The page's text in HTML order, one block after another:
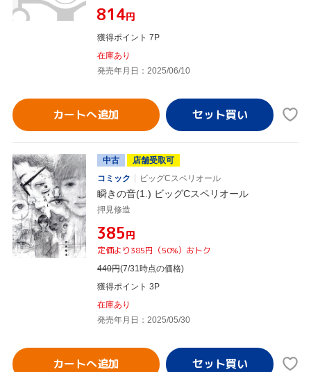
¥814円
獲得ポイント 7P
在庫あり
発売年月日：2025/06/10
カートへ追加
中古
店舗受取可
コミック
ビッグCスペリオール
瞬きの音(1.) ビッグCスペリオール
押見修造
¥385円
定価より385円（50%）おトク
440円(7/31時点の価格)
獲得ポイント 3P
在庫あり
発売年月日：2025/05/30
カートへ追加